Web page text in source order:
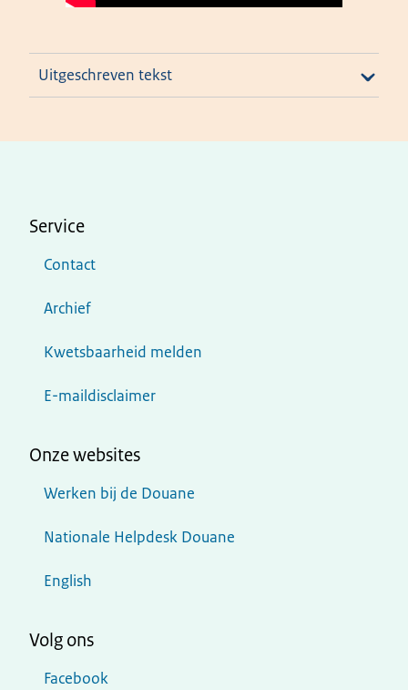
Uitgeschreven tekst
Service
Contact
Archief
Kwetsbaarheid melden
E-maildisclaimer
Onze websites
Werken bij de Douane
Nationale Helpdesk Douane
English
Volg ons
Facebook